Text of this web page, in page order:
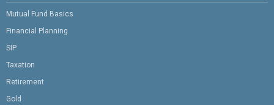
Mutual Fund Basics
Financial Planning
SIP
Taxation
Retirement
Gold